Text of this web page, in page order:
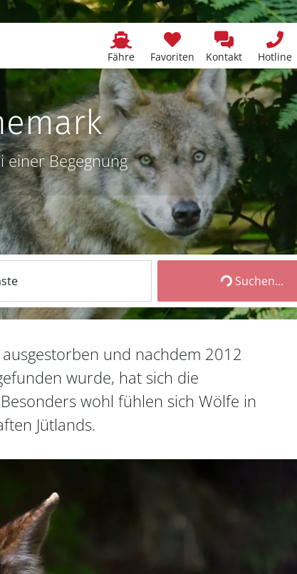
Fähre Favoriten Kontakt Hotline
einer Begegnung
Suchen...
und nachdem 2012
wurde, hat sich die
wohl fühlen sich Wölfe in
Jütlands.